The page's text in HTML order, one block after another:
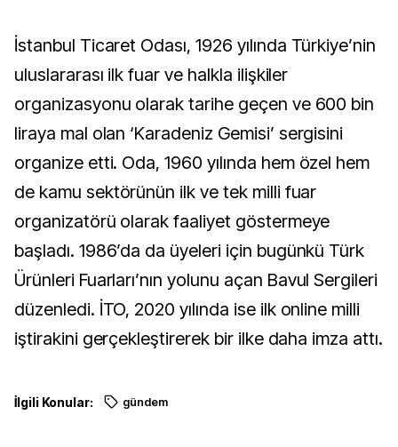
İstanbul Ticaret Odası, 1926 yılında Türkiye’nin
uluslararası ilk fuar ve halkla ilişkiler
organizasyonu olarak tarihe geçen ve 600 bin
liraya mal olan ‘Karadeniz Gemisi’ sergisini
organize etti. Oda, 1960 yılında hem özel hem
de kamu sektörünün ilk ve tek milli fuar
organizatörü olarak faaliyet göstermeye
başladı. 1986’da da üyeleri için bugünkü Türk
Ürünleri Fuarları’nın yolunu açan Bavul Sergileri
düzenledi. İTO, 2020 yılında ise ilk online milli
iştirakini gerçekleştirerek bir ilke daha imza attı.
İlgili Konular: gündem